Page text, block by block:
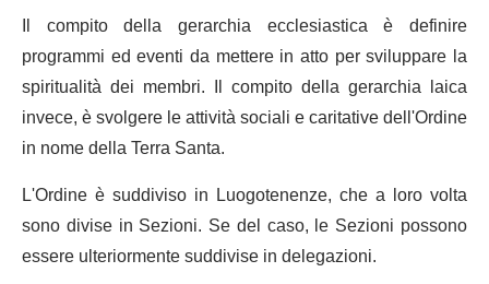
Il compito della gerarchia ecclesiastica è definire
programmi ed eventi da mettere in atto per sviluppare la
spiritualità dei membri. Il compito della gerarchia laica
invece, è svolgere le attività sociali e caritative dell'Ordine
in nome della Terra Santa.
L'Ordine è suddiviso in Luogotenenze, che a loro volta
sono divise in Sezioni. Se del caso, le Sezioni possono
essere ulteriormente suddivise in delegazioni.